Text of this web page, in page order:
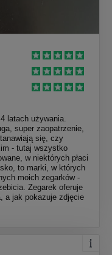
latach używania.
super zaopatrzenie,
się, czy
- tutaj wszystko
w niektórych płaci
to marki, w których
moich zegarków -
Zegarek oferuje
a jak pokazuje zdjęcie